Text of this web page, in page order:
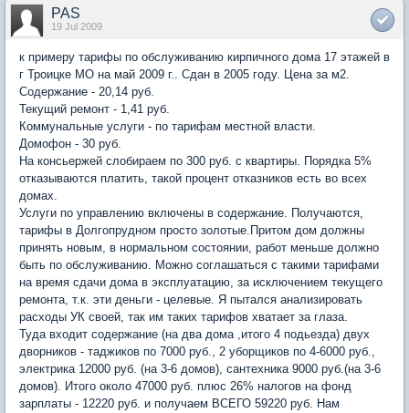
PAS
19 Jul 2009
к примеру тарифы по обслуживанию кирпичного дома 17 этажей в
г Троицке МО на май 2009 г.. Сдан в 2005 году. Цена за м2.
Содержание - 20,14 руб.
Текущий ремонт - 1,41 руб.
Коммунальные услуги - по тарифам местной власти.
Домофон - 30 руб.
На консьержей слобираем по 300 руб. с квартиры. Порядка 5%
отказываются платить, такой процент отказников есть во всех
домах.
Услуги по управлению включены в содержание. Получаются,
тарифы в Долгопрудном просто золотые.Притом дом должны
принять новым, в нормальном состоянии, работ меньше должно
быть по обслуживанию. Можно соглашаться с такими тарифами
на время сдачи дома в эксплуатацию, за исключением текущего
ремонта, т.к. эти деньги - целевые. Я пытался анализировать
расходы УК своей, так им таких тарифов хватает за глаза.
Туда входит содержание (на два дома ,итого 4 подьезда) двух
дворников - таджиков по 7000 руб., 2 уборщиков по 4-6000 руб.,
электрика 12000 руб. (на 3-6 домов), сантехника 9000 руб.(на 3-6
домов). Итого около 47000 руб. плюс 26% налогов на фонд
зарплаты - 12220 руб. и получаем ВСЕГО 59220 руб. Нам